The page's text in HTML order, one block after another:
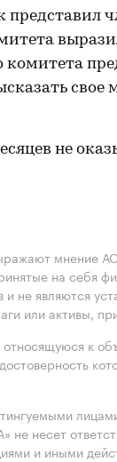
комитета
свое
не
мнение
на себя
не являются
или активы,
к
не несет
и иными